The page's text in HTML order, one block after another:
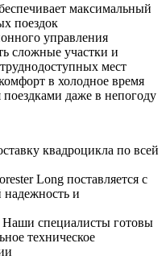
максимальный
поездок
управления
сложные участки и
мест
в холодное время
поездками даже в непогоду
квадроцикла по всей
Long поставляется с
и
Наши специалисты готовы
техническое